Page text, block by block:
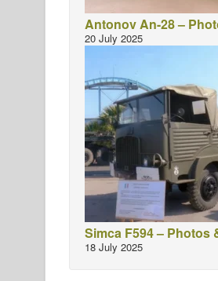
Antonov An-28 –
20 July 2025
Simca F594 – Photos
18 July 2025